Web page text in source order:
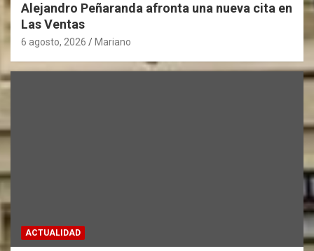
Alejandro Peñaranda afronta una nueva cita en
Las Ventas
6 agosto, 2026 Mariano
ACTUALIDAD